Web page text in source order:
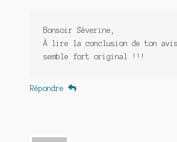
Bonsoir Séverine,
À lire la conclusion de ton
semble fort original !!!
Répondre